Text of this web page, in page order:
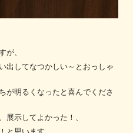
が、
出してなつかしい～とおっしゃ
が明るくなったと喜んでくださ
展示してよかった！、